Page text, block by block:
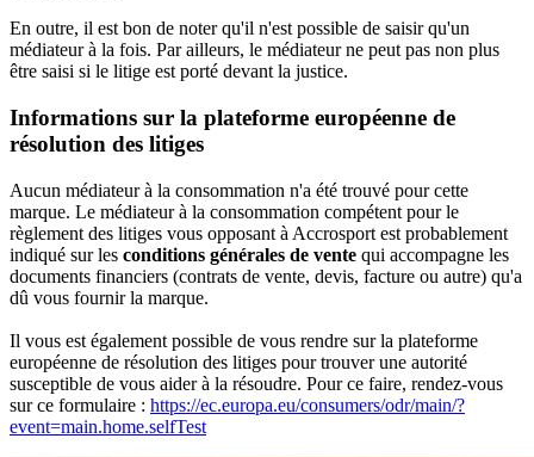
En outre, il est bon de noter qu'il n'est possible de saisir qu'un
médiateur à la fois. Par ailleurs, le médiateur ne peut pas non plus
être saisi si le litige est porté devant la justice.
Informations sur la plateforme européenne de
résolution des litiges
Aucun médiateur à la consommation n'a été trouvé pour cette
marque. Le médiateur à la consommation compétent pour le
règlement des litiges vous opposant à Accrosport est probablement
indiqué sur les conditions générales de vente qui accompagne les
documents financiers (contrats de vente, devis, facture ou autre) qu'a
dû vous fournir la marque.
Il vous est également possible de vous rendre sur la plateforme
européenne de résolution des litiges pour trouver une autorité
susceptible de vous aider à la résoudre. Pour ce faire, rendez-vous
sur ce formulaire : https://ec.europa.eu/consumers/odr/main/?
event=main.home.selfTest